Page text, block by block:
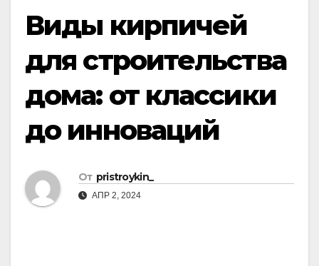
Виды кирпичей
для строительства
дома: от классики
до инноваций
От pristroykin_
АПР 2, 2024